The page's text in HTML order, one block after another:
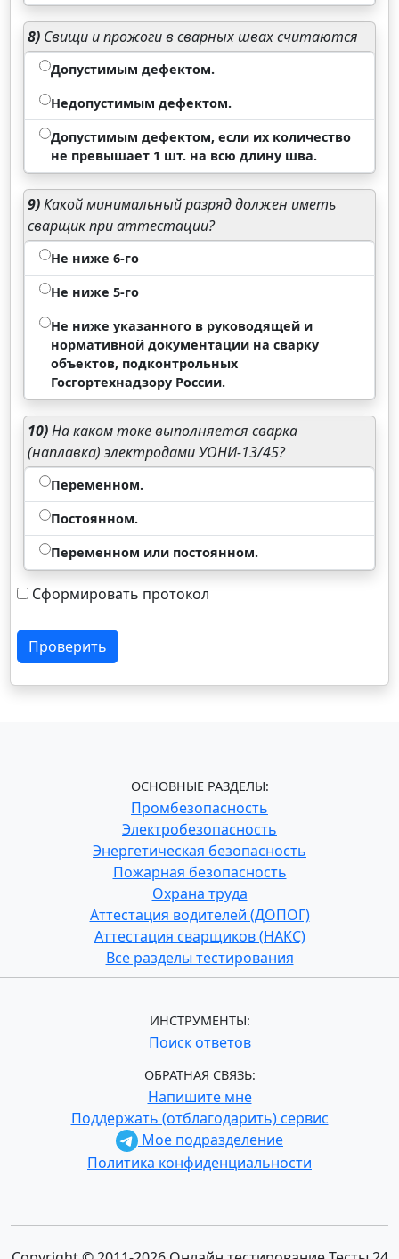
8) Свищи и прожоги в сварных швах считаются
Допустимым дефектом.
Недопустимым дефектом.
Допустимым дефектом, если их количество
не превышает 1 шт. на всю длину шва.
9)Какой минимальный разряд должен иметь
сварщик при аттестации?
Не ниже 6-го
Не ниже 5-го
Не ниже указанного в руководящей и
нормативной документации на сварку
объектов, подконтрольных
Госгортехнадзору России.
10)На каком токе выполняется сварка
(наплавка) электродами УОНИ-13/45?
Переменном.
Постоянном.
Переменном или постоянном.
Сформировать протокол
Проверить
ОСНОВНЫЕ РАЗДЕЛЫ:
Промбезопасность
Электробезопасность
Энергетическая безопасность
Пожарная безопасность
Охрана труда
Аттестация водителей (ДОПОГ)
Аттестация сварщиков (НАКС)
Все разделы тестирования
ИНСТРУМЕНТЫ:
Поиск ответов
ОБРАТНАЯ СВЯЗЬ:
Напишите мне
Поддержать (отблагодарить) сервис
Мое подразделение
Политика конфиденциальности